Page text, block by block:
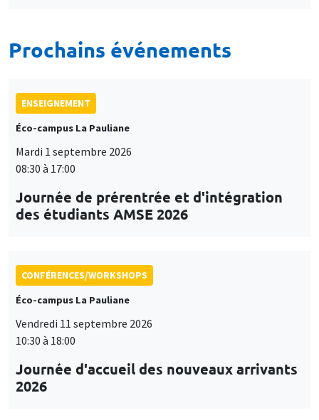
Prochains événements
ENSEIGNEMENT
Éco-campus La Pauliane
Mardi 1 septembre 2026
08:30 à 17:00
Journée de prérentrée et d'intégration
des étudiants AMSE 2026
CONFÉRENCES/WORKSHOPS
Éco-campus La Pauliane
Vendredi 11 septembre 2026
10:30 à 18:00
Journée d'accueil des nouveaux arrivants
2026